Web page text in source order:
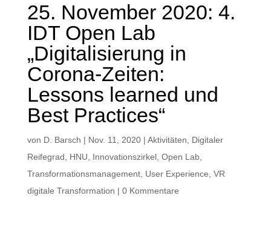
25. November 2020: 4.
IDT Open Lab
„Digitalisierung in
Corona-Zeiten:
Lessons learned und
Best Practices“
von D. Barsch | Nov. 11, 2020| Aktivitäten
Digitaler
Reifegrad
HNU Innovationszirkel, Open Lab,
Transformationsmanagement, User Experience VR
digitale Transformation | 0 Kommentare